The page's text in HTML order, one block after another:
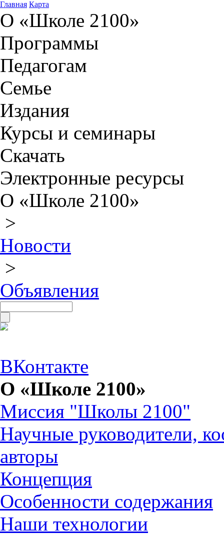
Главная Карта
О «Школе 2100»
Программы
Педагогам
Семье
Издания
Курсы и семинары
Скачать
Электронные ресурсы
О «Школе 2100»
>
Новости
>
Объявления
ВКонтакте
О «Школе 2100»
Миссия "Школы 2100"
Научные руководители,
авторы
Концепция
Особенности содержания
Наши технологии